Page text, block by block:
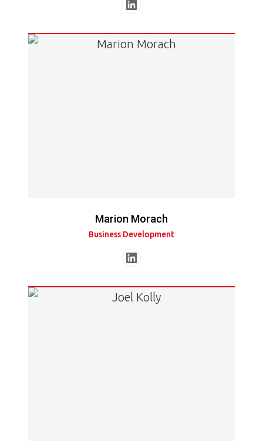
Marion Morach
Business Development